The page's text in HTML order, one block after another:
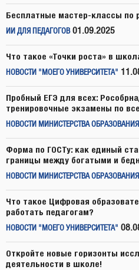
Бесплатные мастер-классы по
ИИ ДЛЯ ПЕДАГОГОВ 01.09.2025
Что такое «Точки роста» в
НОВОСТИ "МОЕГО УНИВЕРСИТЕТА"
Пробный ЕГЭ для всех:
тренировочные экзамены по
НОВОСТИ МИНИСТЕРСТВА ОБРАЗОВАНИЯ
Форма по ГОСТу: как единый
границы между богатыми и
НОВОСТИ МИНИСТЕРСТВА ОБРАЗОВАНИЯ
Что такое Цифровая
работать педагогам?
НОВОСТИ "МОЕГО УНИВЕРСИТЕТА"
Откройте новые горизонты
деятельности в школе!